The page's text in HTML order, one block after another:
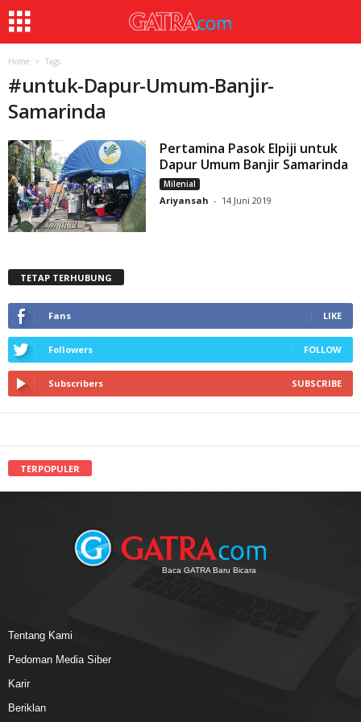
Home Tags
#untuk-Dapur-Umum-Banjir-
Samarinda
Pertamina Pasok Elpiji untuk
Dapur Umum Banjir Samarinda
Milenial
Ariyansah - 14 Juni 2019
TETAP TERHUBUNG
Fans LIKE
Followers FOLLOW
Subscribers SUBSCRIBE
TERPOPULER
Baca GATRA Baru Bicara
Tentang Kami
Pedoman Media Siber
Karir
Beriklan